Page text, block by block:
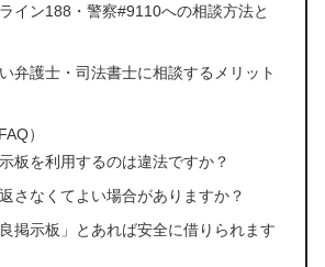
イン188・警察#9110への相談方法と
弁護士・司法書士に相談するメリット
）
板を利用するのは違法ですか？
さなくてよい場合がありますか？
掲示板」とあれば安全に借りられます